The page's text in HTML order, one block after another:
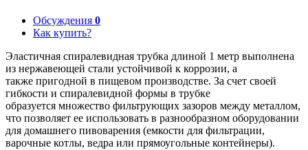
Обсуждения 0
Как купить?
Эластичная спиралевидная трубка длиной 1 метр выполнена
из нержавеющей стали устойчивой к коррозии, а
также пригодной в пищевом производстве. За счет своей
гибкости и спиралевидной формы в трубке
образуется множество фильтрующих зазоров между металлом,
что позволяет ее использовать в разнообразном оборудовании
для домашнего пивоварения (емкости для фильтрации,
варочные котлы, ведра или прямоугольные контейнеры).